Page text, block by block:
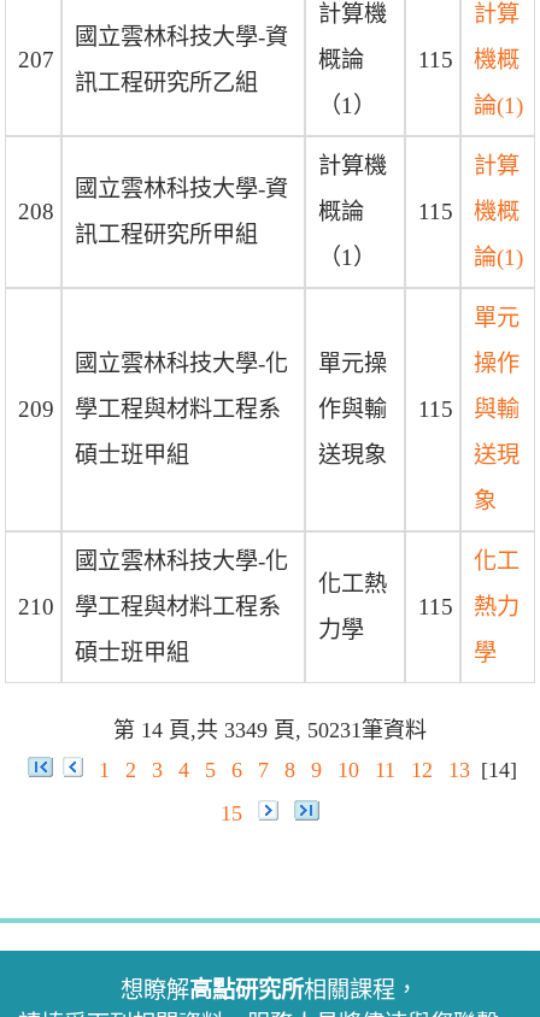
207
國立雲林科技大學-資
訊工程研究所乙組
計算機
概論
（1）
115
計算
機概
論(1)
208
國立雲林科技大學-資
訊工程研究所甲組
計算機
概論
（1）
115
計算
機概
論(1)
209
國立雲林科技大學-化
學工程與材料工程系
碩士班甲組
單元操
作與輸
送現象
115
單元
操作
與輸
送現
象
210
國立雲林科技大學-化
學工程與材料工程系
碩士班甲組
化工熱
力學
115
化工
熱力
學
第 14 頁,共 3349 頁, 50231筆資料
1
2 3 4 5 6 7 8 9 10 11 12 13 [14]
15
想瞭解高點研究所相關課程，